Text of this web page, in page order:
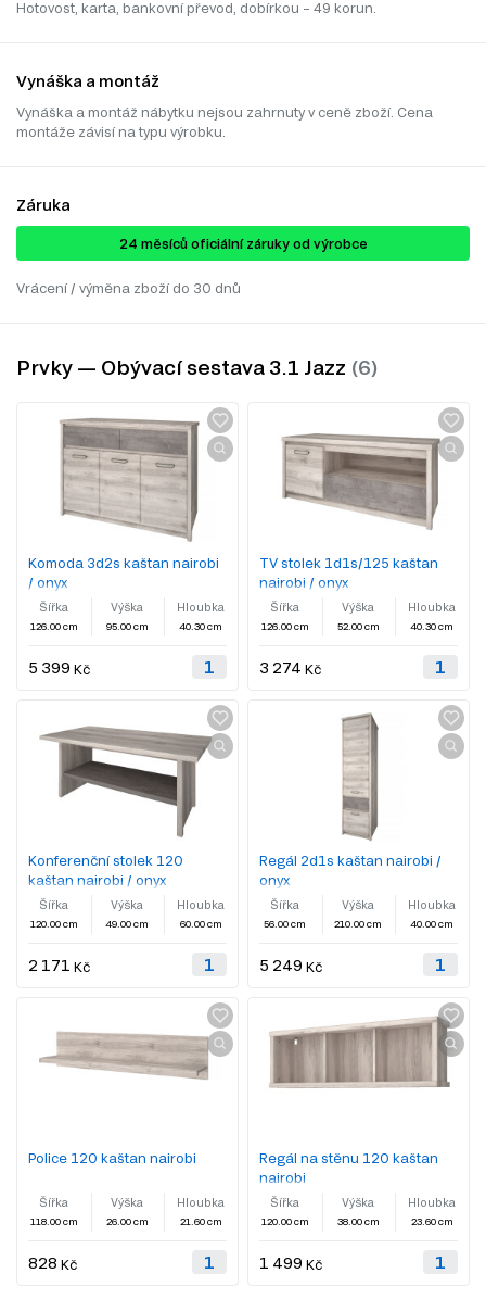
Hotovost, karta, bankovní převod, dobírkou – 49 korun.
Vynáška a montáž
Vynáška a montáž nábytku nejsou zahrnuty v ceně zboží. Cena
montáže závisí na typu výrobku.
Záruka
24 ​​​​měsíců oficiální záruky od výrobce
Vrácení / výměna zboží do 30 dnů
Prvky — Obývací sestava 3.1 Jazz
Komoda 3d2s kaštan nairobi
/ onyx
Šířka
126.00 cm
Výška
95.00 cm
Hloubka
40.30 cm
5 399 Kč
TV stolek 1d1s/125 kaštan
nairobi / onyx
Šířka
126.00 cm
Výška
52.00 cm
Hloubka
40.30 cm
3 274 Kč
Konferenční stolek 120
kaštan nairobi / onyx
Šířka
120.00 cm
Výška
49.00 cm
Hloubka
60.00 cm
2 171 Kč
Regál 2d1s kaštan nairobi /
onyx
Šířka
56.00 cm
Výška
210.00 cm
Hloubka
40.00 cm
5 249 Kč
Police 120 kaštan nairobi
Šířka
118.00 cm
Výška
26.00 cm
Hloubka
21.60 cm
828 Kč
Regál na stěnu 120 kaštan
nairobi
Šířka
120.00 cm
Výška
38.00 cm
Hloubka
23.60 cm
1 499 Kč